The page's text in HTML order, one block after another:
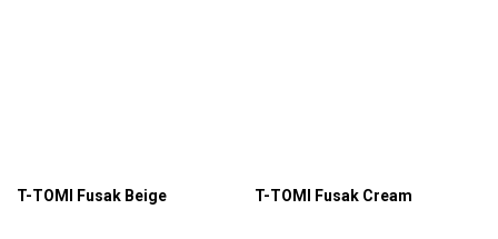
T-TOMI Fusak Beige T-TOMI Fusak Cream